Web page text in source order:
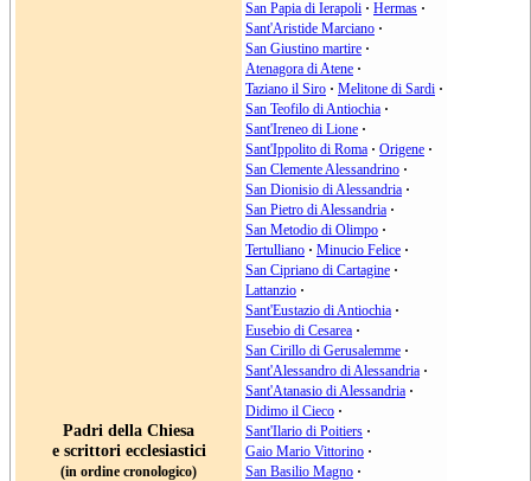
Padri della Chiesa
e scrittori ecclesiastici
(in ordine cronologico)
San Papia di Ierapoli · Hermas ·
Sant'Aristide Marciano ·
San Giustino martire ·
Atenagora di Atene ·
Taziano il Siro · Melitone di Sardi ·
San Teofilo di Antiochia ·
Sant'Ireneo di Lione ·
Sant'Ippolito di Roma · Origene ·
San Clemente Alessandrino ·
San Dionisio di Alessandria ·
San Pietro di Alessandria ·
San Metodio di Olimpo ·
Tertulliano · Minucio Felice ·
San Cipriano di Cartagine ·
Lattanzio ·
Sant'Eustazio di Antiochia ·
Eusebio di Cesarea ·
San Cirillo di Gerusalemme ·
Sant'Alessandro di Alessandria ·
Sant'Atanasio di Alessandria ·
Didimo il Cieco ·
Sant'Ilario di Poitiers ·
Gaio Mario Vittorino ·
San Basilio Magno ·